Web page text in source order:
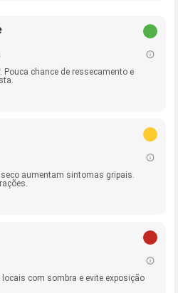
Pouca chance de ressecamento e
aumentam sintomas gripais.
locais com sombra e evite exposição